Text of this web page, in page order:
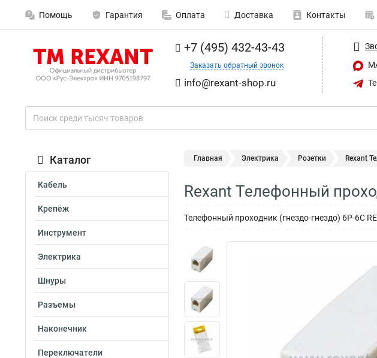
Помощь Гарантия Оплата Доставка Контакты
+7 (495) 432-43-43
Заказать обратный звонок
info@rexant-shop.ru
Каталог
Кабель
Крепёж
Инструмент
Электрика
Шнуры
Разъемы
Наконечник
Переключатели
Главная Электрика Розетки Rexant
Rexant Телефонный
Телефонный проходник (гнездо-гнездо) 6P-6C